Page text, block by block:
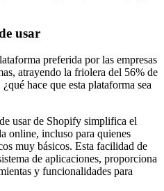
usar
preferida por las empresas
atrayendo la friolera del 56% de
hace que esta plataforma sea
usar de Shopify simplifica el
online, incluso para quienes
muy básicos. Esta facilidad de
de aplicaciones, proporciona
y funcionalidades para